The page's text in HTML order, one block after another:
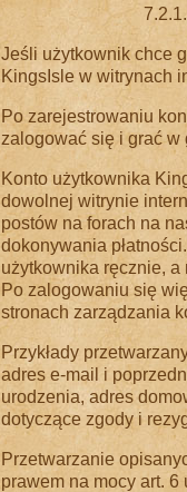
Jeśli użytkownik chce
KingsIsle w witrynach
Po zarejestrowaniu
zalogować się i grać w
Konto użytkownika
dowolnej witrynie
postów na forach na
dokonywania
użytkownika ręcznie,
Po zalogowaniu się
stronach zarządzania
Przykłady
adres e-mail i
urodzenia, adres
dotyczące zgody i
Przetwarzanie
prawem na mocy art. 6